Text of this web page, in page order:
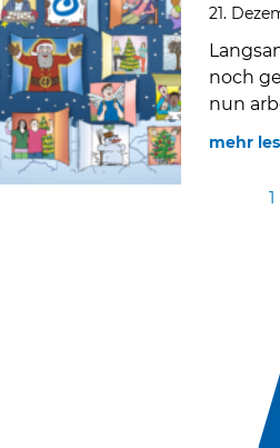
21.
noch
nun
mehr
1